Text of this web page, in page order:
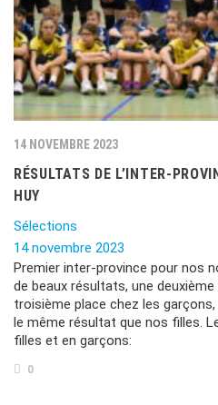
14 NOVEMBRE 2023
RÉSULTATS DE L’INTER-
HUY
Sélections
14 novembre 2023
Premier inter-province pour nos
de beaux résultats, une
troisième place chez les
le même résultat que nos filles.
filles et en garçons:
0